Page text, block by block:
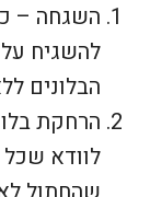
השגחה –
להשגיח
הבלונים
הרחקת
לוודא